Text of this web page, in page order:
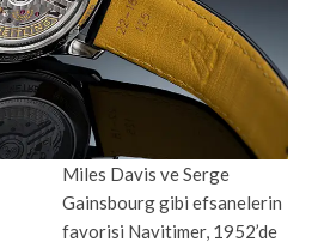
Miles Davis ve Serge
Gainsbourg gibi efsanelerin
favorisi Navitimer, 1952’de